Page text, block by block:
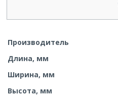
Производитель
Длина, мм
Ширина, мм
Высота, мм